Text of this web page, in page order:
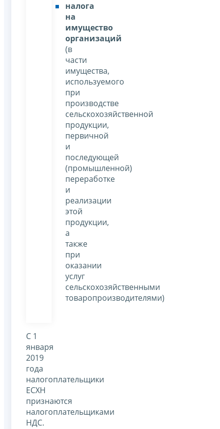
налога
на
имущество
организаций
(в
части
имущества,
используемого
при
производстве
сельскохозяйственной
продукции,
первичной
и
последующей
(промышленной)
переработке
и
реализации
этой
продукции,
а
также
при
оказании
услуг
сельскохозяйственными
товаропроизводителями)
С 1
января
2019
года
налогоплательщики
ЕСХН
признаются
налогоплательщиками
НДС.